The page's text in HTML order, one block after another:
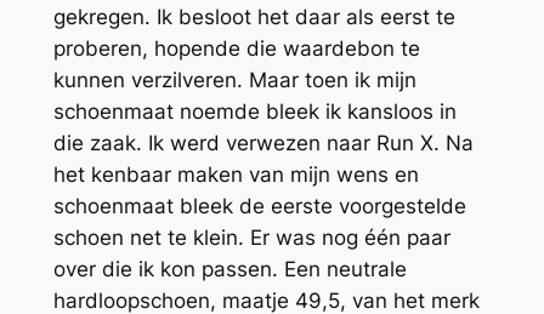
gekregen. Ik besloot het daar als eerst te
proberen, hopende die waardebon te
kunnen verzilveren. Maar toen ik mijn
schoenmaat noemde bleek ik kansloos in
die zaak. Ik werd verwezen naar Run X. Na
het kenbaar maken van mijn wens en
schoenmaat bleek de eerste voorgestelde
schoen net te klein. Er was nog één paar
over die ik kon passen. Een neutrale
hardloopschoen, maatje 49,5, van het merk